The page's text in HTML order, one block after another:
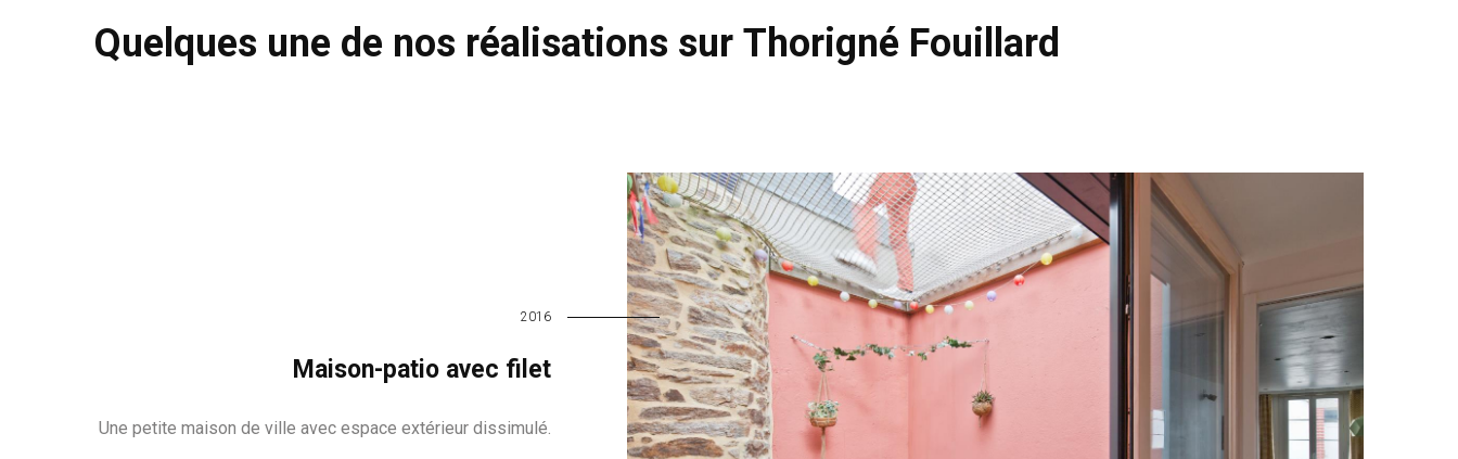
Quelques une de nos réalisations sur Thorigné Fouillard
2016
Maison-patio avec filet
Une petite maison de ville avec espace extérieur dissimulé.